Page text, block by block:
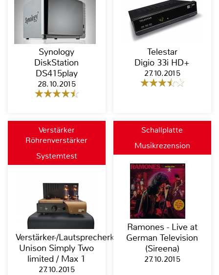
Synology
DiskStation
DS415play
28.10.2015
Telestar
Digio 33i HD+
27.10.2015
Verstärker
Röhrenverstärker
Systemtest
Verstärker-/Lautsprecherkombi
Unison Simply Two
limited / Max 1
27.10.2015
Schallplatte
Musikrezension
Ramones - Live at
German Television
(Sireena)
27.10.2015